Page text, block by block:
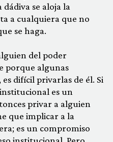
se aloja la
a cualquiera que no
se haga.
del poder
porque algunas
difícil privarlas de él. Si
es un
privar a alguien
que implicar a la
es un compromiso